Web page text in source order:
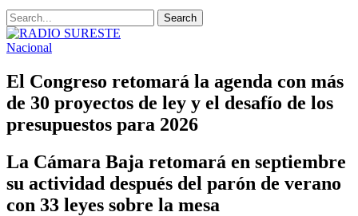
Nacional
El Congreso retomará la agenda con más
de 30 proyectos de ley y el desafío de los
presupuestos para 2026
La Cámara Baja retomará en septiembre
su actividad después del parón de verano
con 33 leyes sobre la mesa